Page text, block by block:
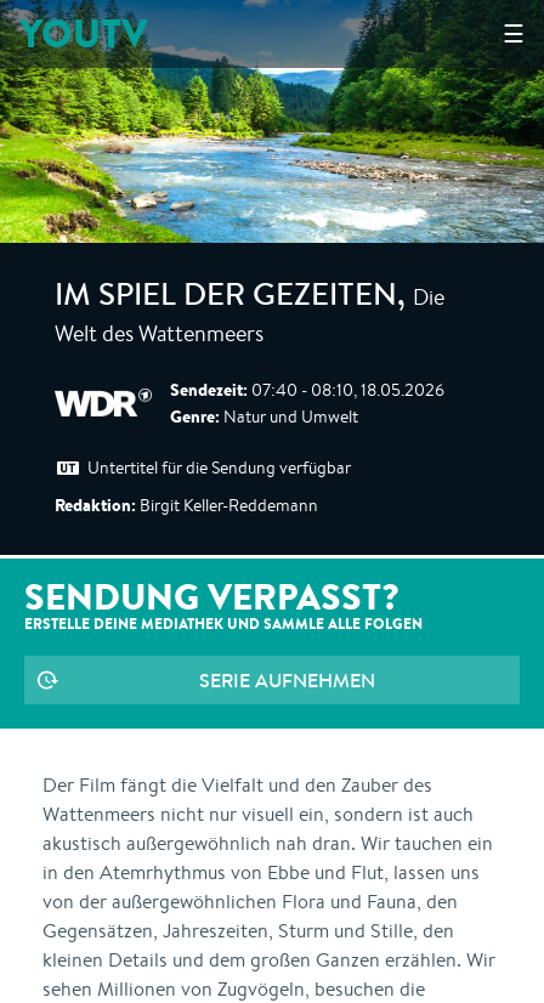
☰
YOUTV
IM SPIEL DER GEZEITEN, Die
Welt des Wattenmeers
Sendezeit: 07:40 - 08:10, 18.05.2026
Genre: Natur und Umwelt
Untertitel für die Sendung verfügbar
Redaktion: Birgit Keller-Reddemann
SENDUNG VERPASST?
ERSTELLE DEINE MEDIATHEK UND SAMMLE ALLE FOLGEN
SERIE AUFNEHMEN
Der Film fängt die Vielfalt und den Zauber des
Wattenmeers nicht nur visuell ein, sondern ist auch
akustisch außergewöhnlich nah dran. Wir tauchen ein
in den Atemrhythmus von Ebbe und Flut, lassen uns
von der außergewöhnlichen Flora und Fauna, den
Gegensätzen, Jahreszeiten, Sturm und Stille, den
kleinen Details und dem großen Ganzen erzählen. Wir
sehen Millionen von Zugvögeln, besuchen die